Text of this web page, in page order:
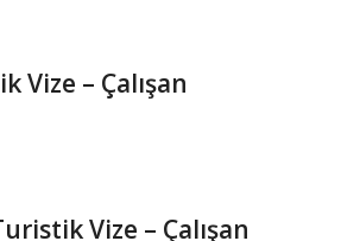
Vize – Çalışan
Vize – Çalışan